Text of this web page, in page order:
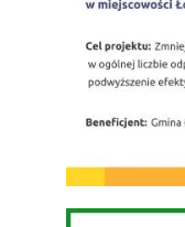
Gospodarka odpadami